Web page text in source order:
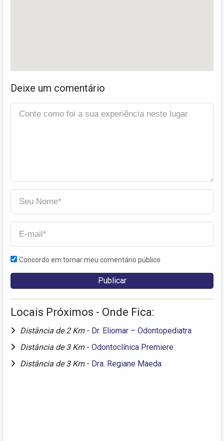
Deixe um comentário
Concordo em tornar meu comentário público
Locais Próximos - Onde Fica:
Distância de 2 Km - Dr. Eliomar – Odontopediatra
Distância de 3 Km - Odontoclínica Premiere
Distância de 3 Km - Dra. Regiane Maeda